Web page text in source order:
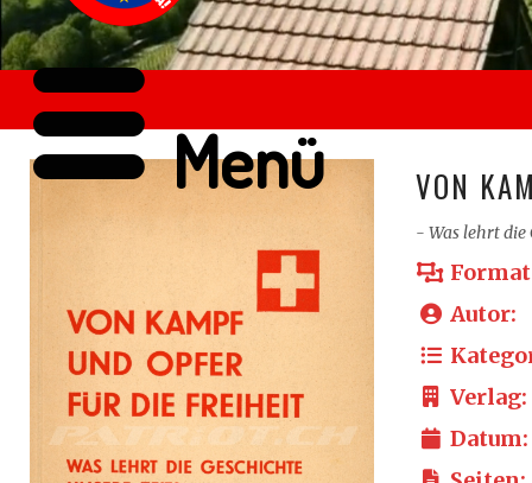
VON
- Was lehrt die
Autor:
Verlag:
Datum:
Menü